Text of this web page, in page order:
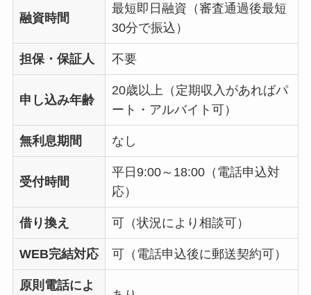
融資時間
最短即日融資（審査通過後最短
30分で振込）
担保・保証人 不要
申し込み年齢
20歳以上（定期収入があればパ
ート・アルバイト可）
無利息期間 なし
受付時間
平日9:00～18:00（電話申込対
応）
借り換え 可（状況により相談可）
WEB完結対応 可（電話申込後に郵送契約可）
原則電話によ